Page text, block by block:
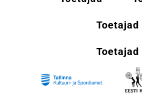
Toetajad
Toetajad